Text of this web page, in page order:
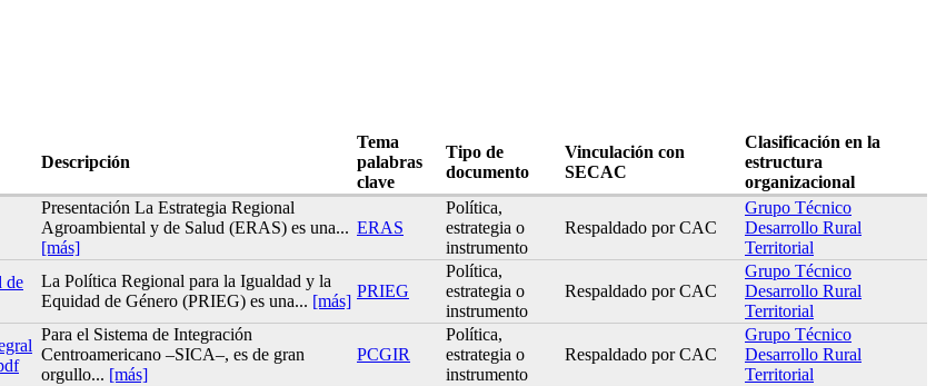
Descripción
Tema
palabras
clave
Tipo de
documento
Vinculación con
SECAC
Clasificación en la
estructura
organizacional
Presentación La Estrategia Regional
Agroambiental y de Salud (ERAS) es una...
[más]
ERAS
Política,
estrategia o
instrumento
Respaldado por CAC
Grupo Técnico
Desarrollo Rural
Territorial
de
La Política Regional para la Igualdad y la
Equidad de Género (PRIEG) es una... [más]
PRIEG
Política,
estrategia o
instrumento
Respaldado por CAC
Grupo Técnico
Desarrollo Rural
Territorial
Para el Sistema de Integración
Centroamericano –SICA–, es de gran
orgullo... [más]
PCGIR
Política,
estrategia o
instrumento
Respaldado por CAC
Grupo Técnico
Desarrollo Rural
Territorial